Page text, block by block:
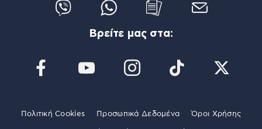
Βρείτε μας στα:
Πολιτική Cookies Προσωπικά Δεδομένα Όροι Χρήσης